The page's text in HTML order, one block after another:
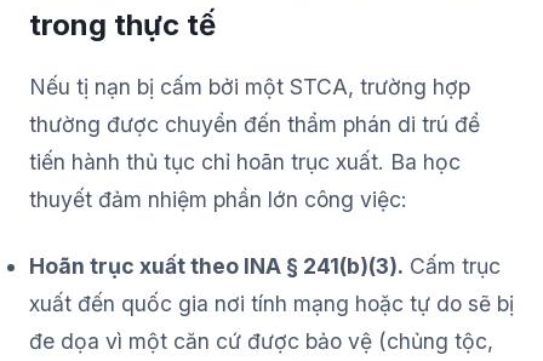
trong thực tế
Nếu tị nạn bị cấm bởi một STCA, trường hợp
thường được chuyển đến thẩm phán di trú để
tiến hành thủ tục chỉ hoãn trục xuất. Ba học
thuyết đảm nhiệm phần lớn công việc:
Hoãn trục xuất theo INA § 241(b)(3). Cấm trục
xuất đến quốc gia nơi tính mạng hoặc tự do sẽ bị
đe dọa vì một căn cứ được bảo vệ (chủng tộc,